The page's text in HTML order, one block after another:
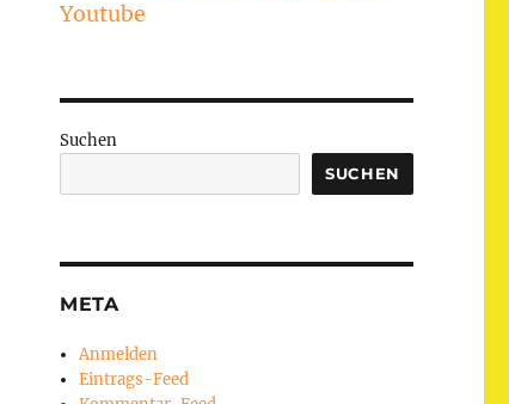
Youtube
Suchen
SUCHEN
META
Anmelden
Eintrags-Feed